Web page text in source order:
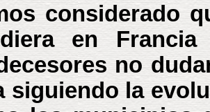
considerado
en
no
siguiendo la